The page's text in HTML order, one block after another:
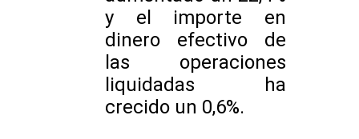
y el importe en
dinero efectivo de
las operaciones
liquidadas ha
crecido un 0,6%.